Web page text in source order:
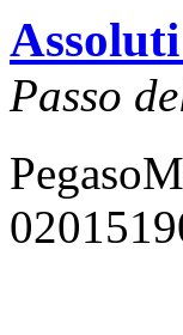
Passo